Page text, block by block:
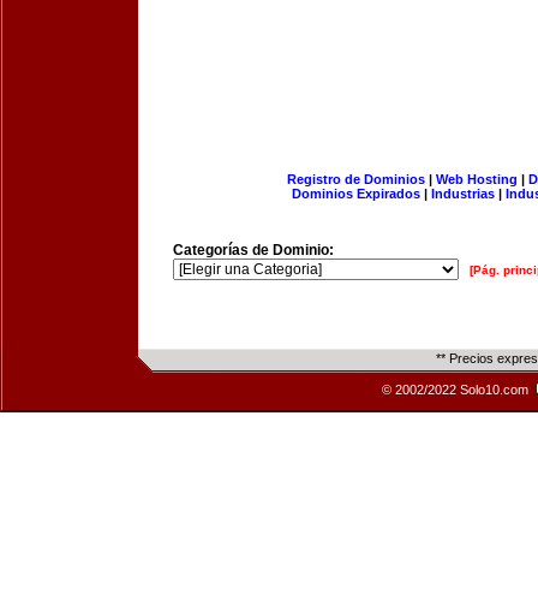
Registro de Dominios| Web Hosting |
Dominios Expirados | Industrias |
Categorías de Dominio:
[Pág.
** Precios
© 2002/2022 Solo10.com